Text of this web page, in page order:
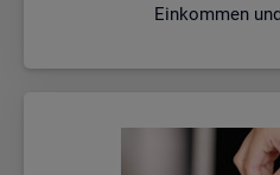
Einkommen